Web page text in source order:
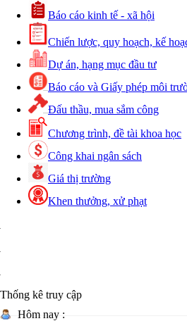
Báo cáo kinh tế - xã hội
Chiến lược, quy hoạch, kế
Dự án, hạng mục đầu tư
Báo cáo và Giấy phép môi
Đấu thầu, mua sắm công
Chương trình, đề tài khoa học
Công khai ngân sách
Giá thị trường
Khen thưởng, xử phạt
Thống kê truy cập
Hôm nay :